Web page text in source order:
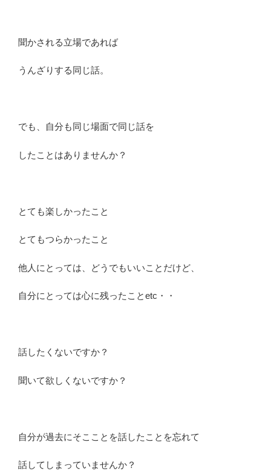
聞かされる立場であれば
うんざりする同じ話。
でも、自分も同じ場面で同じ話を
したことはありませんか？
とても楽しかったこと
とてもつらかったこと
他人にとっては、どうでもいいことだけど、
自分にとっては心に残ったことetc・・
話したくないですか？
聞いて欲しくないですか？
自分が過去にそこことを話したことを忘れて
話してしまっていませんか？